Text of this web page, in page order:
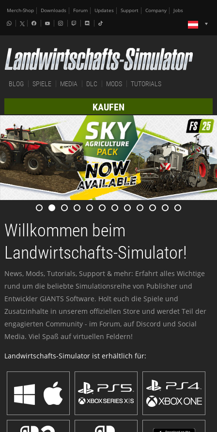
Merch-Shop Downloads Forum Updates Support Company Jobs
BLOG SPIELE MEDIA DLC MODS TUTORIALS
KAUFEN
Willkommen beim
Landwirtschafts-Simulator!
News, Mods, Tutorials, Support & mehr: Erfahrt alles Wichtige
rund um die beliebte Simulationsreihe von Publisher und
Entwickler GIANTS Software. Holt euch die Spiele und
Zusatzinhalte in unserem offiziellen Store und werdet Teil der
engagierten Community - im Forum, auf Discord und Social
Media. Viel Spaß auf virtuellen Feldern!
Landwirtschafts-Simulator ist erhältlich für: